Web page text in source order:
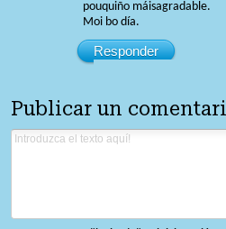
pouquiño máisagradable.
Moi bo día.
Responder
Publicar un